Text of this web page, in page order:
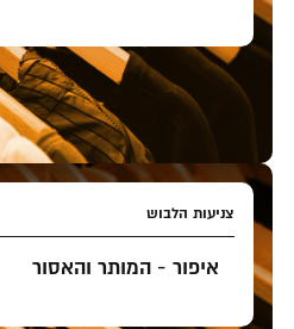
צניעות הלבוש
איפור - המותר והאסור